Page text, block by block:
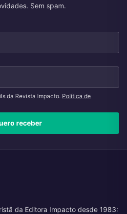
Sem spam.
da Revista Impacto. Política de
receber
da Editora Impacto desde 1983: